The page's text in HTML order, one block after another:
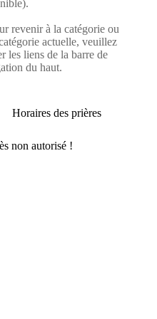
revenir à la catégorie ou
actuelle, veuillez
les liens de la barre de
du haut.
Horaires des prières